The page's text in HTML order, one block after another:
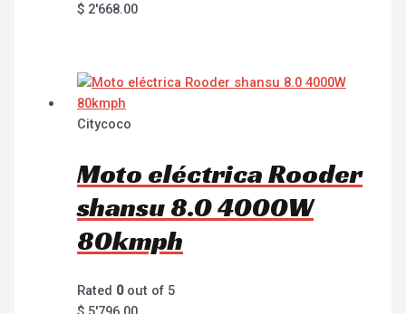
$ 2'668.00
Citycoco
Moto eléctrica Rooder
shansu 8.0 4000W
80kmph
Rated 0out of 5